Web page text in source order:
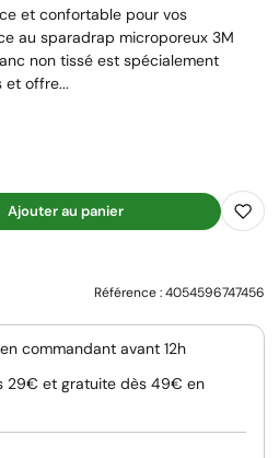
et confortable pour vos
au sparadrap microporeux 3M
non tissé est spécialement
et offre...
Ajouter au panier
Référence :4054596747456
commandant avant 12h
29€ et gratuite dès 49€ en